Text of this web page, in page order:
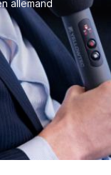
allemand